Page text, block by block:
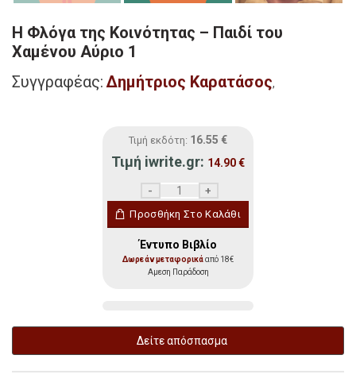
Η Φλόγα της Κοινότητας – Παιδί του
Χαμένου Αύριο 1
Συγγραφέας:Δημήτριος Καρατάσος,
Τιμή εκδότη: 16.55 €
Τιμή iwrite.gr: 14.90€
Προσθήκη Στο Καλάθι
Έντυπο Βιβλίο
Δωρεάν μεταφορικάαπό 18€
Αμεση Παράδοση
Δείτε απόσπασμα